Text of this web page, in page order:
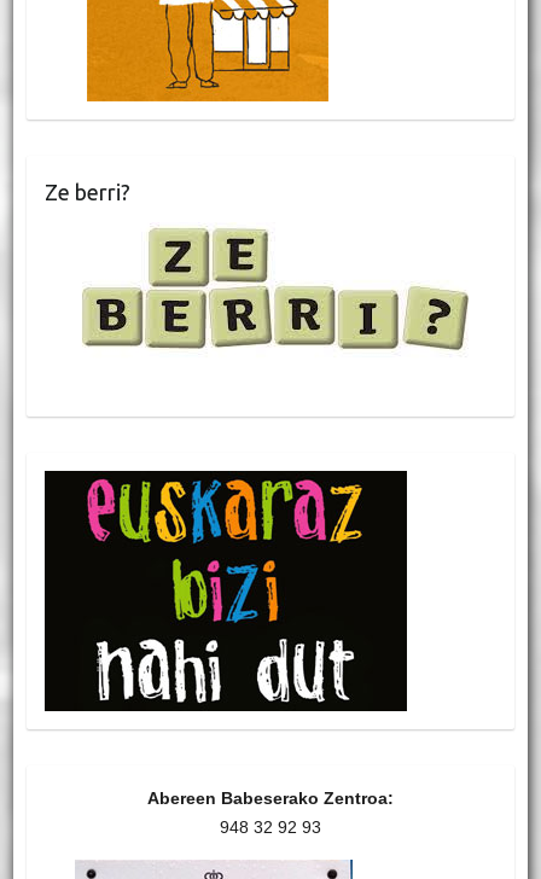
Ze berri?
Abereen Babeserako Zentroa:
948 32 92 93